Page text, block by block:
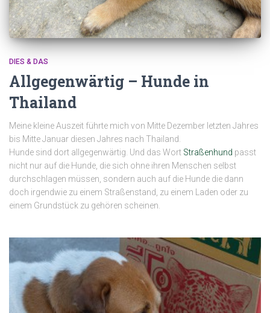
DIES & DAS
Allgegenwärtig – Hunde in
Thailand
Meine kleine Auszeit führte mich von Mitte Dezember letzten Jahres
bis Mitte Januar diesen Jahres nach Thailand.
Hunde sind dort allgegenwärtig. Und das Wort Straßenhund passt
nicht nur auf die Hunde, die sich ohne ihren Menschen selbst
durchschlagen müssen, sondern auch auf die Hunde die dann
doch irgendwie zu einem Straßenstand, zu einem Laden oder zu
einem Grundstück zu gehören scheinen.